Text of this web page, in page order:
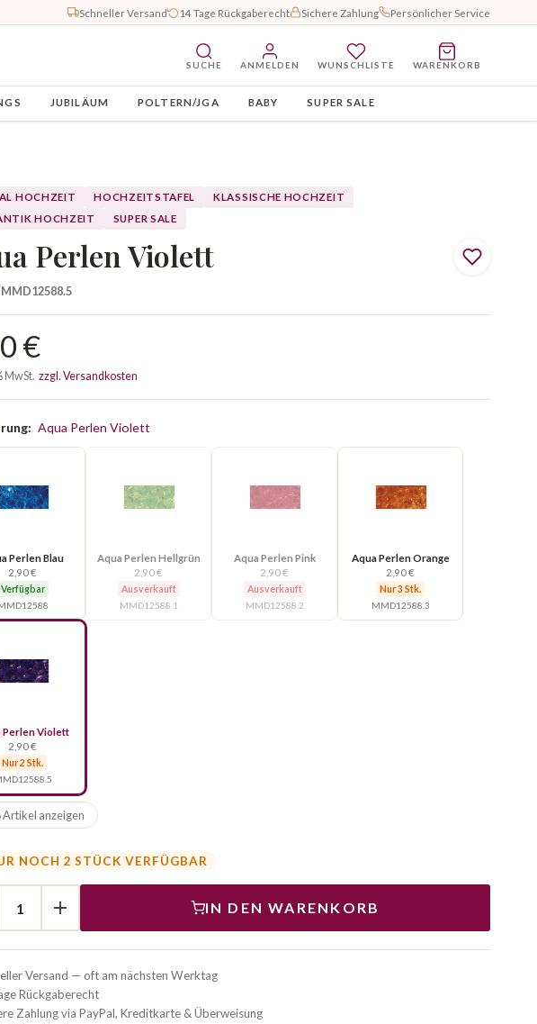
Schneller Versand 14 Tage Rückgaberecht Sichere Zahlung Persönlicher Service
SUCHE ANMELDEN WUNSCHLISTE WARENKORB
JUBILÄUM POLTERN/JGA BABY SUPER SALE
HOCHZEIT HOCHZEITSTAFEL
KLASSISCHE HOCHZEIT
HOCHZEIT
SUPER SALE
Perlen Violett
MMD12588.5
€
MwSt. zzgl. Versandkosten
Aqua Perlen Violett
Perlen Blau
2,90 €
Verfügbar
Aqua Perlen Hellgrün
2,90 €
Ausverkauft
MMD12588.1
Aqua Perlen Pink
2,90 €
Ausverkauft
MMD12588.2
Aqua Perlen Orange
2,90 €
Nur 3 Stk.
MMD12588.3
Perlen Violett
2,90 €
Nur 2 Stk.
Artikel anzeigen
NOCH 2 STÜCK VERFÜGBAR
IN DEN WARENKORB
Versand — oft am nächsten Werktag
Rückgaberecht
Zahlung via PayPal, Kreditkarte & Überweisung